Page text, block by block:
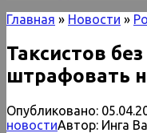
Главная » Новости »
Таксистов
штрафовать
Опубликовано:
новостиАвтор: Инга